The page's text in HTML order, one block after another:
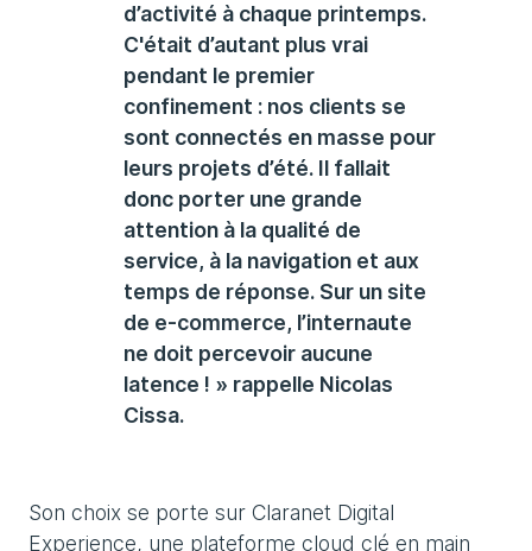
d’activité à chaque printemps.
C'était d’autant plus vrai
pendant le premier
confinement : nos clients se
sont connectés en masse pour
leurs projets d’été. Il fallait
donc porter une grande
attention à la qualité de
service, à la navigation et aux
temps de réponse. Sur un site
de e-commerce, l’internaute
ne doit percevoir aucune
latence ! » rappelle Nicolas
Cissa.
Son choix se porte sur Claranet Digital
Experience, une plateforme cloud clé en main